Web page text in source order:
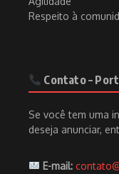
Respeito à
Contato –
Se você tem uma
deseja anunciar,
E-mail: